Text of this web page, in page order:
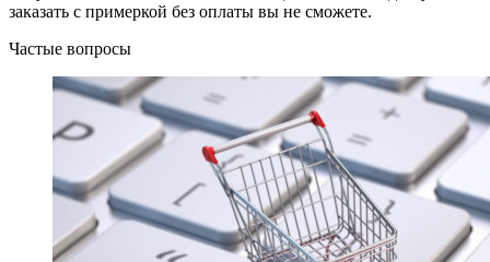
заказать с примеркой без оплаты вы не сможете.
Частые вопросы